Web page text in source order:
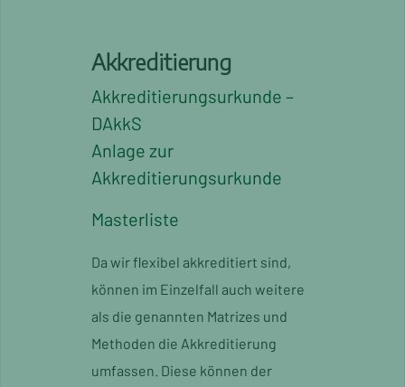
Akkreditierung
Akkreditierungsurkunde –
DAkkS
Anlage zur
Akkreditierungsurkunde
Masterliste
Da wir flexibel akkreditiert sind,
können im Einzelfall auch weitere
als die genannten Matrizes und
Methoden die Akkreditierung
umfassen. Diese können der